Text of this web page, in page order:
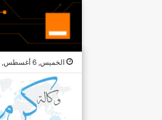
الخميس, 6 أغسطس, 2026